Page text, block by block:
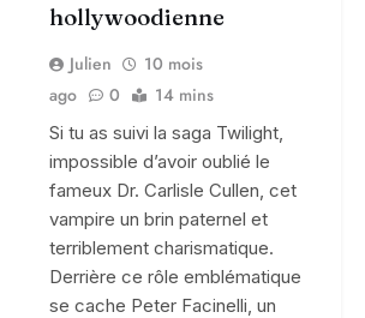
hollywoodienne
Julien
10 mois
ago
0 14 mins
Si tu as suivi la saga Twilight,
impossible d’avoir oublié le
fameux Dr. Carlisle Cullen, cet
vampire un brin paternel et
terriblement charismatique.
Derrière ce rôle emblématique
se cache Peter Facinelli, un